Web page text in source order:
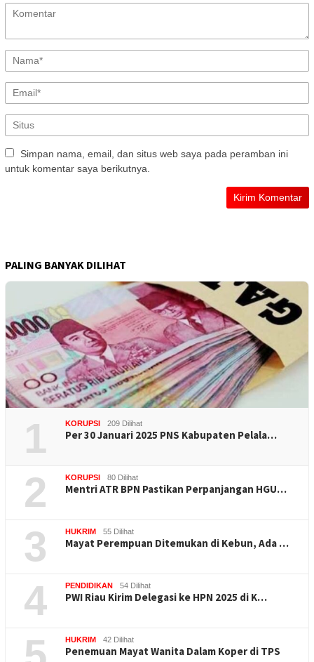
Simpan nama, email, dan situs web saya pada peramban ini
untuk komentar saya berikutnya.
PALING BANYAK DILIHAT
1 KORUPSI 209 Dilihat
Per 30 Januari 2025 PNS Kabupaten Pelala…
2 KORUPSI 80 Dilihat
Mentri ATR BPN Pastikan Perpanjangan HGU…
3 HUKRIM 55 Dilihat
Mayat Perempuan Ditemukan di Kebun, Ada …
4 PENDIDIKAN 54 Dilihat
PWI Riau Kirim Delegasi ke HPN 2025 di K…
HUKRIM 42 Dilihat
Penemuan Mayat Wanita Dalam Koper di TPS